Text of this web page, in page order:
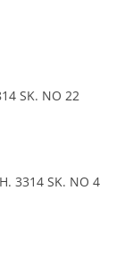
SK. NO 22
3314 SK. NO 4